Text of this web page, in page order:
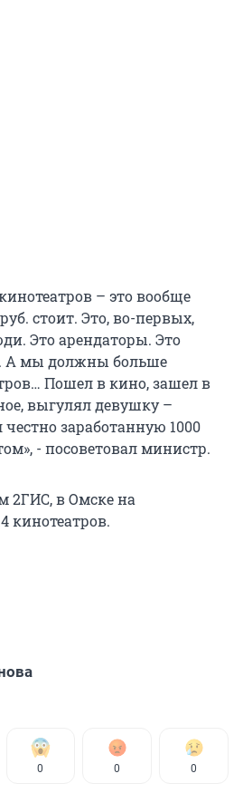
– это вообще
стоит. Это, во-первых,
Это арендаторы. Это
А мы должны больше
Пошел в кино, зашел в
выгулял девушку –
заработанную 1000
- посоветовал министр.
2ГИС, в Омске на
кинотеатров.
0 0 0